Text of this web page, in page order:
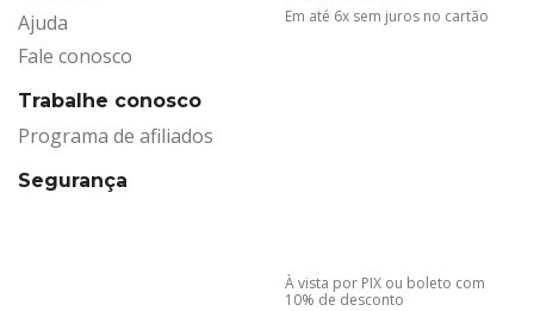
Ajuda
Fale conosco
Trabalhe conosco
Programa de afiliados
Segurança
Em até 6x sem juros no cartão
À vista por PIX ou boleto com
10% de desconto